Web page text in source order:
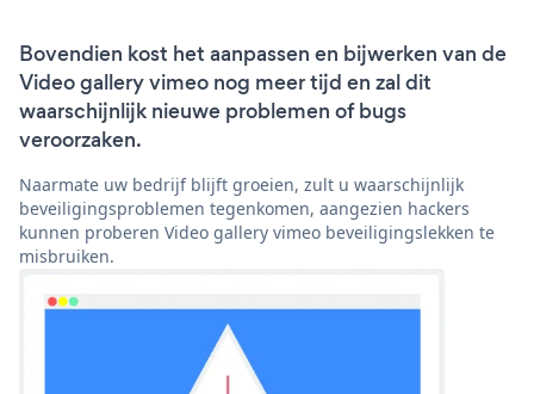
Bovendien kost het aanpassen en bijwerken van de
Video gallery vimeo nog meer tijd en zal dit
waarschijnlijk nieuwe problemen of bugs
veroorzaken.
Naarmate uw bedrijf blijft groeien, zult u waarschijnlijk
beveiligingsproblemen tegenkomen, aangezien hackers
kunnen proberen Video gallery vimeo beveiligingslekken te
misbruiken.